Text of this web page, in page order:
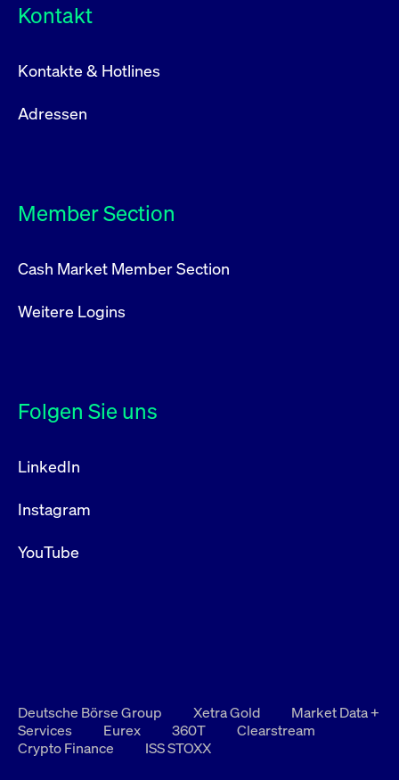
Kontakt
Kontakte & Hotlines
Adressen
Member Section
Cash Market Member Section
Weitere Logins
Folgen Sie uns
LinkedIn
Instagram
YouTube
Deutsche Börse Group Xetra Gold
Market Data +
Services
Eurex 360T
Clearstream
Crypto Finance
ISS STOXX